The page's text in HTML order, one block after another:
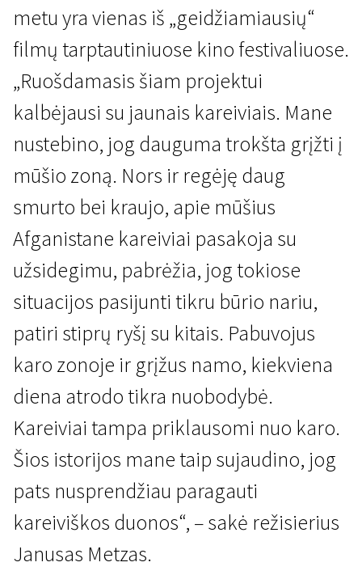
metu yra vienas iš „geidžiamiausių“
filmų tarptautiniuose kino festivaliuose.
„Ruošdamasis šiam projektui
kalbėjausi su jaunais kareiviais. Mane
nustebino, jog dauguma trokšta grįžti į
mūšio zoną. Nors ir regėję daug
smurto bei kraujo, apie mūšius
Afganistane kareiviai pasakoja su
užsidegimu, pabrėžia, jog tokiose
situacijos pasijunti tikru būrio nariu,
patiri stiprų ryšį su kitais. Pabuvojus
karo zonoje ir grįžus namo, kiekviena
diena atrodo tikra nuobodybė.
Kareiviai tampa priklausomi nuo karo.
Šios istorijos mane taip sujaudino, jog
pats nusprendžiau paragauti
kareiviškos duonos“, – sakė režisierius
Janusas Metzas.